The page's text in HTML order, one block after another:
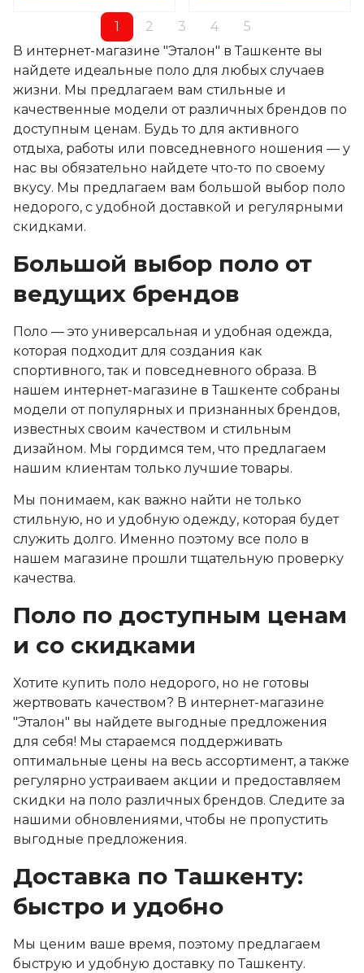
1 2 3 4
5
В интернет-магазине "Эталон" в Ташкенте вы
найдете идеальные поло для любых случаев
жизни. Мы предлагаем вам стильные и
качественные модели от различных брендов по
доступным ценам. Будь то для активного
отдыха, работы или повседневного ношения — у
нас вы обязательно найдете что-то по своему
вкусу. Мы предлагаем вам большой выбор поло
недорого, с удобной доставкой и регулярными
скидками.
Большой выбор поло от
ведущих брендов
Поло — это универсальная и удобная одежда,
которая подходит для создания как
спортивного, так и повседневного образа. В
нашем интернет-магазине в Ташкенте собраны
модели от популярных и признанных брендов,
известных своим качеством и стильным
дизайном. Мы гордимся тем, что предлагаем
нашим клиентам только лучшие товары.
Мы понимаем, как важно найти не только
стильную, но и удобную одежду, которая будет
служить долго. Именно поэтому все поло в
нашем магазине прошли тщательную проверку
качества.
Поло по доступным ценам
и со скидками
Хотите купить поло недорого, но не готовы
жертвовать качеством? В интернет-магазине
"Эталон" вы найдете выгодные предложения
для себя! Мы стараемся поддерживать
оптимальные цены на весь ассортимент, а также
регулярно устраиваем акции и предоставляем
скидки на поло различных брендов. Следите за
нашими обновлениями, чтобы не пропустить
выгодные предложения.
Доставка по Ташкенту:
быстро и удобно
Мы ценим ваше время, поэтому предлагаем
быструю и удобную доставку по Ташкенту.